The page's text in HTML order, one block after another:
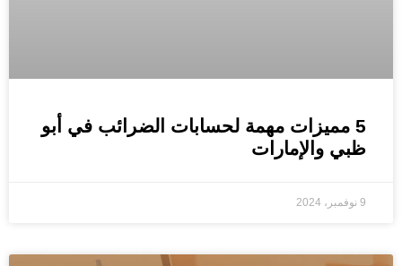
5 مميزات مهمة لحسابات الضرائب في أبو
ظبي والإمارات
9 نوفمبر، 2024